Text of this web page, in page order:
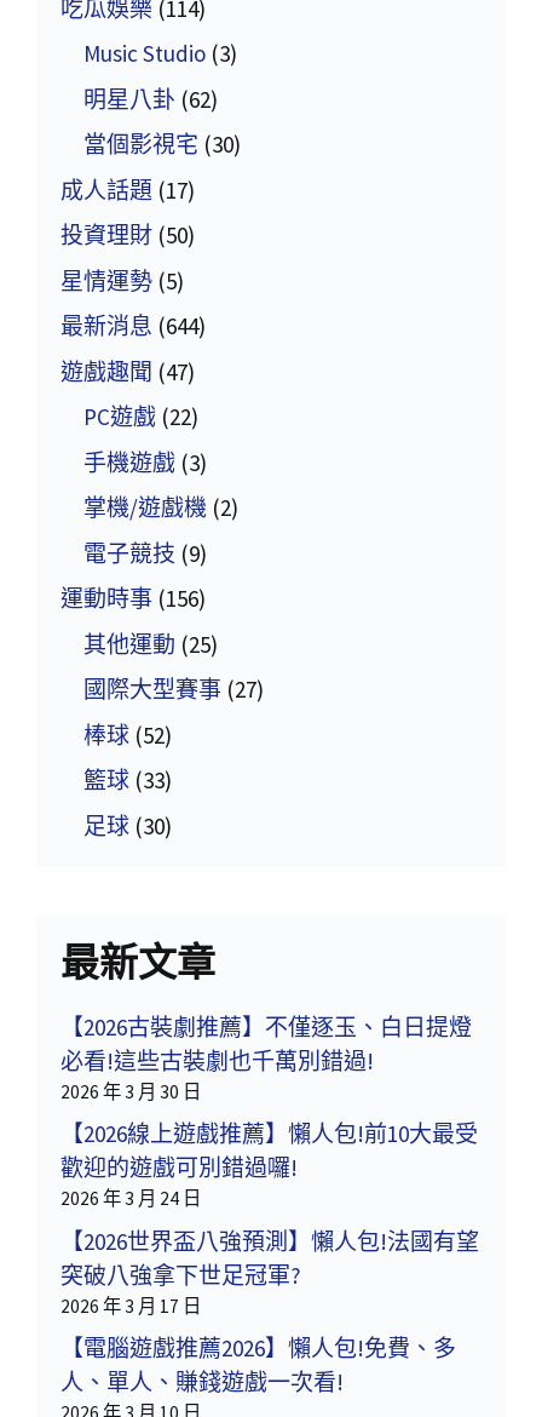
吃瓜娛樂 (114)
Music Studio (3)
明星八卦 (62)
當個影視宅 (30)
成人話題 (17)
投資理財 (50)
星情運勢 (5)
最新消息 (644)
遊戲趣聞 (47)
PC遊戲 (22)
手機遊戲 (3)
掌機/遊戲機 (2)
電子競技 (9)
運動時事 (156)
其他運動 (25)
國際大型賽事 (27)
棒球 (52)
籃球 (33)
足球 (30)
最新文章
【2026古裝劇推薦】不僅逐玉、白日提燈
必看!這些古裝劇也千萬別錯過!
2026 年 3 月 30 日
【2026線上遊戲推薦】懶人包!前10大最受
歡迎的遊戲可別錯過囉!
2026 年 3 月 24 日
【2026世界盃八強預測】懶人包!法國有望
突破八強拿下世足冠軍?
2026 年 3 月 17 日
【電腦遊戲推薦2026】懶人包!免費、多
人、單人、賺錢遊戲一次看!